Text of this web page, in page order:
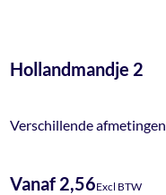
Hollandmandje 2
Verschillende afmetingen
Vanaf 2,56Excl BTW